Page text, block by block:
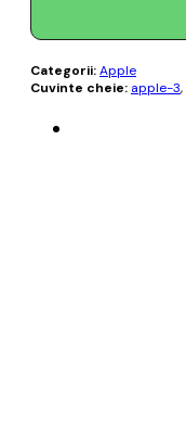
Categorii:Apple
Cuvinte cheie: apple-3,